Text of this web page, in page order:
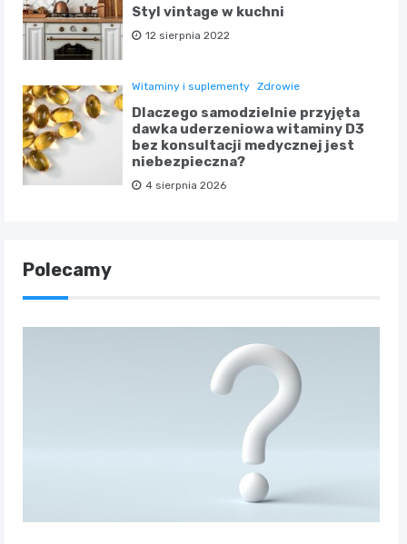
Styl vintage w kuchni
12 sierpnia 2022
Witaminy i suplementy Zdrowie
Dlaczego samodzielnie przyjęta
dawka uderzeniowa witaminy D3
bez konsultacji medycznej jest
niebezpieczna?
4 sierpnia 2026
Polecamy